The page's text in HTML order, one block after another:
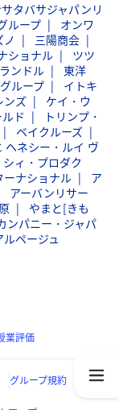
タバサジャパンリ
ループ
オンワ
ノ
三陽商会
ショナル
ツツ
ンドル
東洋
ループ
イトキ
ンズ
ケイ・ウ
ド
トリンプ・
ベイクルーズ
ヘネシー・ルイ ヴ
ィ・プロダク
ーナショナル
ア
アーバンリサー
やまと[きも
ンパニー・ジャパ
ルページュ
業評価
グループ規約